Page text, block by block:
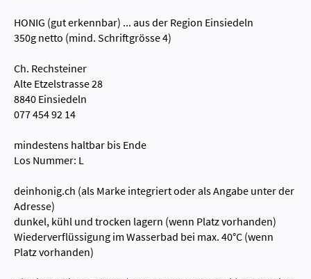
HONIG (gut erkennbar) ... aus der Region Einsiedeln
350g netto (mind. Schriftgrösse 4)
Ch. Rechsteiner
Alte Etzelstrasse 28
8840 Einsiedeln
077 454 92 14
mindestens haltbar bis Ende
Los Nummer: L
deinhonig.ch (als Marke integriert oder als Angabe unter der
Adresse)
dunkel, kühl und trocken lagern (wenn Platz vorhanden)
Wiederverflüssigung im Wasserbad bei max. 40°C (wenn
Platz vorhanden)